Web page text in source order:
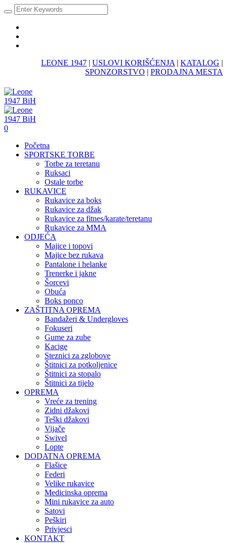
LEONE 1947 | USLOVI KORIŠĆENJA | KATALOG |
SPONZORSTVO | PRODAJNA MESTA
0
Početna
SPORTSKE TORBE
Torbe za teretanu
Ruksaci
Ostale torbe
RUKAVICE
Rukavice za boks
Rukavice za džak
Rukavice za fitnes/karate/teretanu
Rukavice za MMA
ODJEĆA
Majice i topovi
Majice bez rukava
Pantalone i helanke
Trenerke i jakne
Šorcevi
Obuća
Boks ponco
ZAŠTITNA OPREMA
Bandažeri & Undergloves
Fokuseri
Gume za zube
Kacige
Steznici za zglobove
Štitnici za potkoljenice
Štitnici za stopalo
Štitnici za tijelo
OPREMA
Vreće za trening
Zidni džakovi
Teški džakovi
Vijače
Swivel
Lopte
DODATNA OPREMA
Flašice
Federi
Velike rukavice
Medicinska oprema
Mini rukavice za auto
Satovi
Peškiri
Privjesci
KONTAKT